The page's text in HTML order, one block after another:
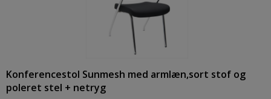
Konferencestol Sunmesh med armlæn,sort stof og
poleret stel + netryg